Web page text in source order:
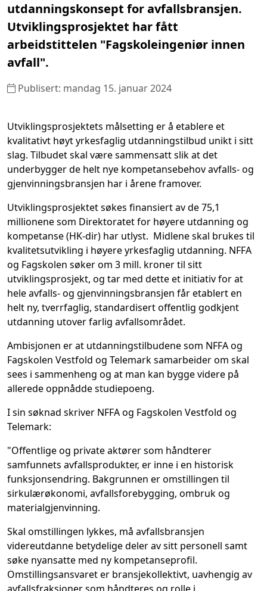
utdanningskonsept for avfallsbransjen.
Utviklingsprosjektet har fått
arbeidstittelen "Fagskoleingeniør innen
avfall".
Publisert: mandag 15. januar 2024
Utviklingsprosjektets målsetting er å etablere et
kvalitativt høyt yrkesfaglig utdanningstilbud unikt i sitt
slag. Tilbudet skal være sammensatt slik at det
underbygger de helt nye kompetansebehov avfalls- og
gjenvinningsbransjen har i årene framover.
Utviklingsprosjektet søkes finansiert av de 75,1
millionene som Direktoratet for høyere utdanning og
kompetanse (HK-dir) har utlyst. Midlene skal brukes til
kvalitetsutvikling i høyere yrkesfaglig utdanning. NFFA
og Fagskolen søker om 3 mill. kroner til sitt
utviklingsprosjekt, og tar med dette et initiativ for at
hele avfalls- og gjenvinningsbransjen får etablert en
helt ny, tverrfaglig, standardisert offentlig godkjent
utdanning utover farlig avfallsområdet.
Ambisjonen er at utdanningstilbudene som NFFA og
Fagskolen Vestfold og Telemark samarbeider om skal
sees i sammenheng og at man kan bygge videre på
allerede oppnådde studiepoeng.
I sin søknad skriver NFFA og Fagskolen Vestfold og
Telemark:
"Offentlige og private aktører som håndterer
samfunnets avfallsprodukter, er inne i en historisk
funksjonsendring. Bakgrunnen er omstillingen til
sirkulærøkonomi, avfallsforebygging, ombruk og
materialgjenvinning.
Skal omstillingen lykkes, må avfallsbransjen
videreutdanne betydelige deler av sitt personell samt
søke nyansatte med ny kompetanseprofil.
Omstillingsansvaret er bransjekollektivt, uavhengig av